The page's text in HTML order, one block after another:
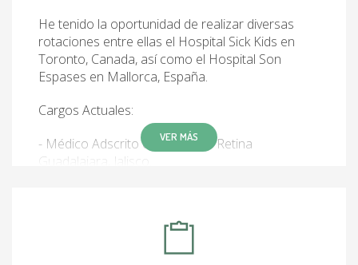
He tenido la oportunidad de realizar diversas
rotaciones entre ellas el Hospital Sick Kids en
Toronto, Canada, así como el Hospital Son
Espases en Mallorca, España.
Cargos Actuales:
- Médico Adscrito en Clínica de Retina
Guadalajara, Jalisco.
VER MÁS